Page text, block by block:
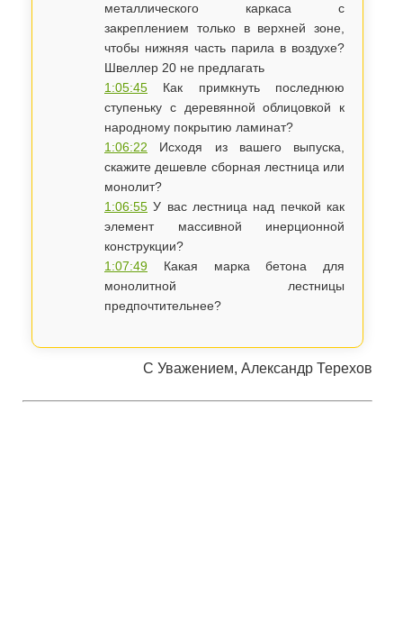
металлического каркаса с
закреплением только в верхней зоне,
чтобы нижняя часть парила в воздухе?
Швеллер 20 не предлагать
1:05:45 Как примкнуть последнюю
ступеньку с деревянной облицовкой к
народному покрытию ламинат?
1:06:22 Исходя из вашего выпуска,
скажите дешевле сборная лестница или
монолит?
1:06:55 У вас лестница над печкой как
элемент массивной инерционной
конструкции?
1:07:49 Какая марка бетона для
монолитной лестницы
предпочтительнее?
С Уважением, Александр Терехов